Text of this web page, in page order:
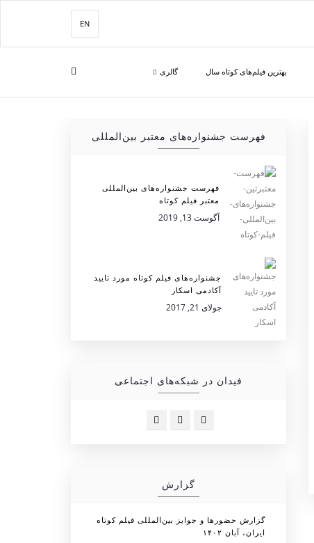
EN
بهترین فیلم‌های کوتاه سال گالری
فهرست جشنواره‌های معتبر بین‌المللی
فهرست جشنواره‌های بین‌المللی
معتبر فیلم کوتاه
آگوست 13, 2019
جشنواره‌های فیلم کوتاه مورد تایید
آکادمی اسکار
جولای 21, 2017
فیدان در شبکه‌های اجتماعی
گزارش
گزارش حضورها و جوایز بین‌المللی فیلم کوتاه
ایران، آبان ۱۴۰۲